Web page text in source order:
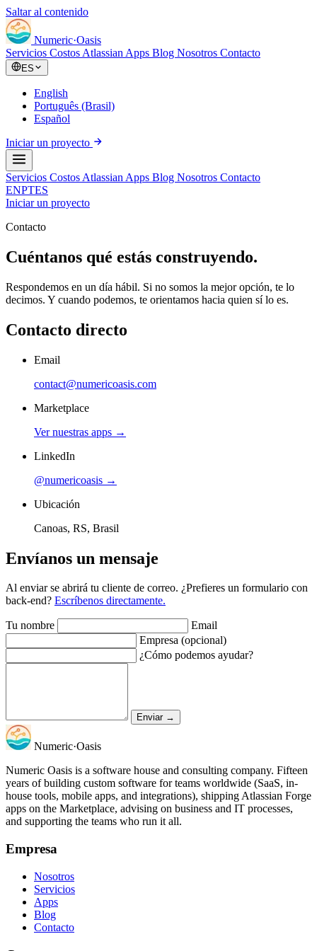
Saltar al contenido
Numeric·Oasis
Servicios Costos Atlassian Apps Blog Nosotros Contacto
ES
English
Português (Brasil)
Español
Iniciar un proyecto
Servicios Costos Atlassian Apps Blog Nosotros Contacto
ENPTES
Iniciar un proyecto
Contacto
Cuéntanos qué estás construyendo.
Respondemos en un día hábil. Si no somos la mejor opción, te lo
decimos. Y cuando podemos, te orientamos hacia quien sí lo es.
Contacto directo
Email
contact@numericoasis.com
Marketplace
Ver nuestras apps →
LinkedIn
@numericoasis →
Ubicación
Canoas, RS, Brasil
Envíanos un mensaje
Al enviar se abrirá tu cliente de correo. ¿Prefieres un formulario con
back-end? Escríbenos directamente.
Tu nombre
Email
Empresa (opcional)
¿Cómo podemos ayudar?
Enviar →
Numeric·Oasis
Numeric Oasis is a software house and consulting company. Fifteen
years of building custom software for teams worldwide (SaaS, in-
house tools, mobile apps, and integrations), shipping Atlassian Forge
apps on the Marketplace, advising on business and IT processes,
and supporting the teams who run it all.
Empresa
Nosotros
Servicios
Apps
Blog
Contacto